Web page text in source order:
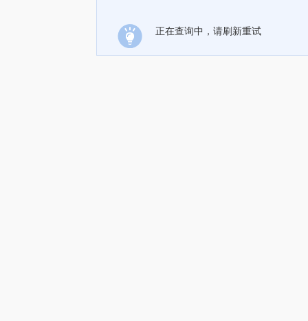
正在查询中，请刷新重试